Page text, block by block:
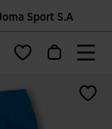
Sport S.A